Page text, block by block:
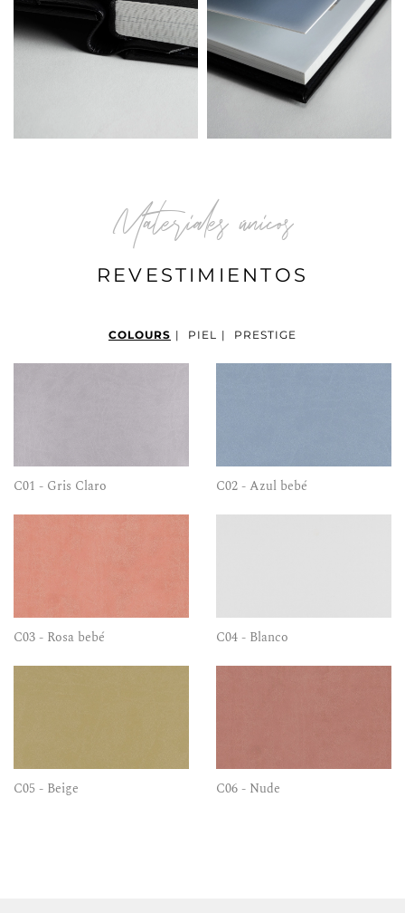
Materiales únicos
REVESTIMIENTOS
COLOURS | PIEL | PRESTIGE
C01 - Gris Claro C02 - Azul bebé
C03 - Rosa bebé C04 - Blanco
C05 - Beige C06 - Nude